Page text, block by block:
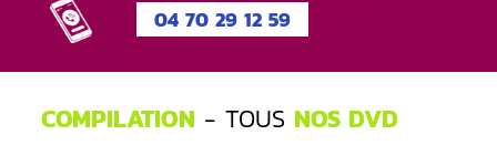
04 70 29 12 59
COMPILATION - TOUS NOS DVD